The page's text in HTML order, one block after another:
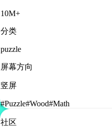
10M+
分类
puzzle
屏幕方向
竖屏
#Puzzle#Wood#Math
社区